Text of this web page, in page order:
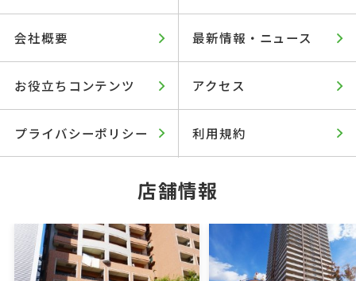
会社概要 最新情報・ニュース
お役立ちコンテンツ アクセス
プライバシーポリシー 利用規約
店舗情報